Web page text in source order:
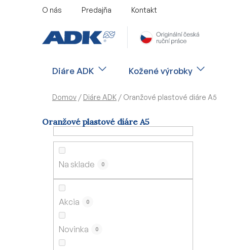
O nás Predajňa Kontakt
Diáre ADK Kožené výrobky
Domov / Diáre ADK / Oranžové plastové diáre A5
Oranžové plastové diáre A5
Na sklade 0
Akcia 0
Novinka 0